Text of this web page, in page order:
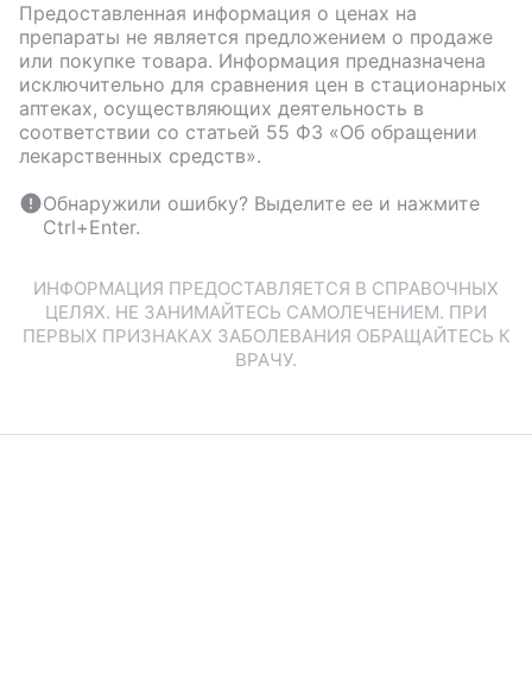
Предоставленная информация о ценах на
препараты не является предложением о продаже
или покупке товара. Информация предназначена
исключительно для сравнения цен в стационарных
аптеках, осуществляющих деятельность в
соответствии со статьей 55 ФЗ «Об обращении
лекарственных средств».
Обнаружили ошибку? Выделите ее и нажмите
Ctrl+Enter.
ИНФОРМАЦИЯ ПРЕДОСТАВЛЯЕТСЯ В СПРАВОЧНЫХ
ЦЕЛЯХ. НЕ ЗАНИМАЙТЕСЬ САМОЛЕЧЕНИЕМ. ПРИ
ПЕРВЫХ ПРИЗНАКАХ ЗАБОЛЕВАНИЯ ОБРАЩАЙТЕСЬ К
ВРАЧУ.